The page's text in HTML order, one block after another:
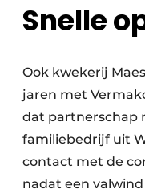
Snelle
Ook kwekerij
jaren met
dat partnerschap
familiebedrijf uit
contact met de
nadat een